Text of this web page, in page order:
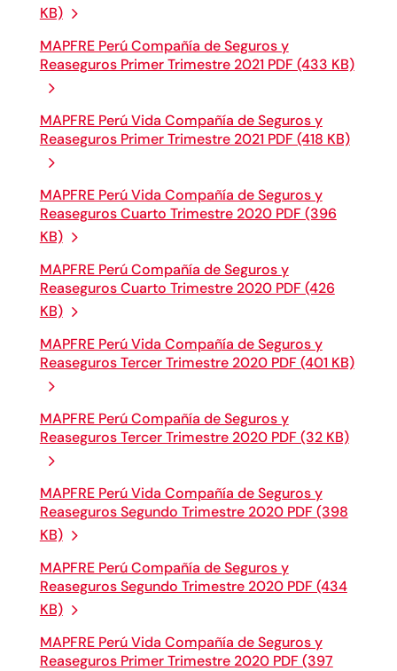
KB)
MAPFRE Perú Compañía de Seguros y
Reaseguros Primer Trimestre 2021 PDF (433 KB)
MAPFRE Perú Vida Compañía de Seguros y
Reaseguros Primer Trimestre 2021 PDF (418 KB)
MAPFRE Perú Vida Compañía de Seguros y
Reaseguros Cuarto Trimestre 2020 PDF (396
KB)
MAPFRE Perú Compañía de Seguros y
Reaseguros Cuarto Trimestre 2020 PDF (426
KB)
MAPFRE Perú Vida Compañía de Seguros y
Reaseguros Tercer Trimestre 2020 PDF (401 KB)
MAPFRE Perú Compañía de Seguros y
Reaseguros Tercer Trimestre 2020 PDF (32 KB)
MAPFRE Perú Vida Compañía de Seguros y
Reaseguros Segundo Trimestre 2020 PDF (398
KB)
MAPFRE Perú Compañía de Seguros y
Reaseguros Segundo Trimestre 2020 PDF (434
KB)
MAPFRE Perú Vida Compañía de Seguros y
Reaseguros Primer Trimestre 2020 PDF (397